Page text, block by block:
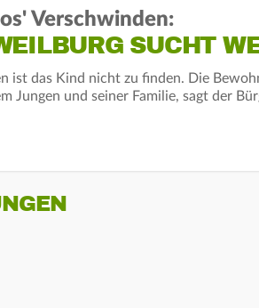
Verschwinden:
SUCHT
ist das Kind nicht zu finden. Die
Jungen und seiner Familie, sagt der